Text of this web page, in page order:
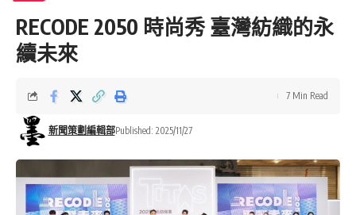
RECODE 2050 時尚秀 臺灣紡織的永
續未來
新聞策劃編輯部Published: 2025/11/27
7 Min Read